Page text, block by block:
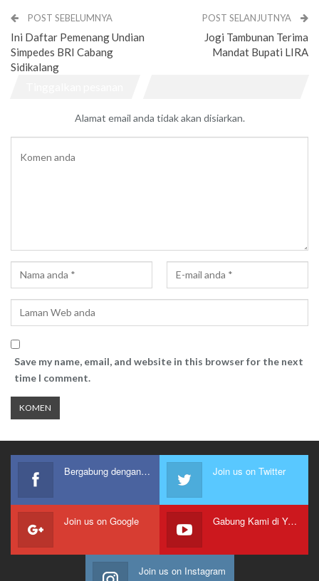
POST SEBELUMNYA
Ini Daftar Pemenang Undian
Simpedes BRI Cabang
Sidikalang
POST SELANJUTNYA
Jogi Tambunan Terima
Mandat Bupati LIRA
Alamat email anda tidak akan disiarkan.
Save my name, email, and website in this browser for the next
time I comment.
Bergabung dengan kami Join us on Twitter
Join us on Google Gabung Kami di Youtube
Join us on Instagram